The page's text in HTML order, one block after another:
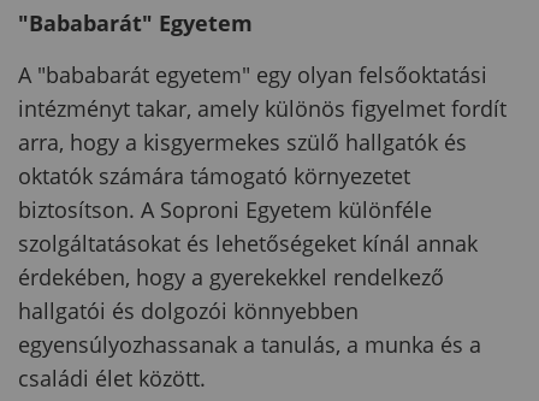
"Bababarát" Egyetem
A "bababarát egyetem" egy olyan felsőoktatási
intézményt takar, amely különös figyelmet fordít
arra, hogy a kisgyermekes szülő hallgatók és
oktatók számára támogató környezetet
biztosítson. A Soproni Egyetem különféle
szolgáltatásokat és lehetőségeket kínál annak
érdekében, hogy a gyerekekkel rendelkező
hallgatói és dolgozói könnyebben
egyensúlyozhassanak a tanulás, a munka és a
családi élet között.